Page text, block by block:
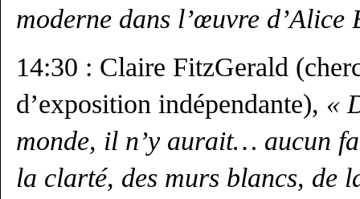
moderne dans l’œuvre d’Alice
14:30 : Claire FitzGerald
d’exposition indépendante), «
monde, il n’y aurait… aucun
la clarté, des murs blancs, de